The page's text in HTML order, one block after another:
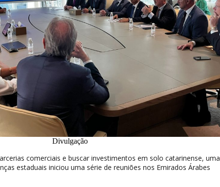
Divulgação
comerciais e buscar investimentos em solo catarinense, uma
estaduais iniciou uma série de reuniões nos Emirados Árabes